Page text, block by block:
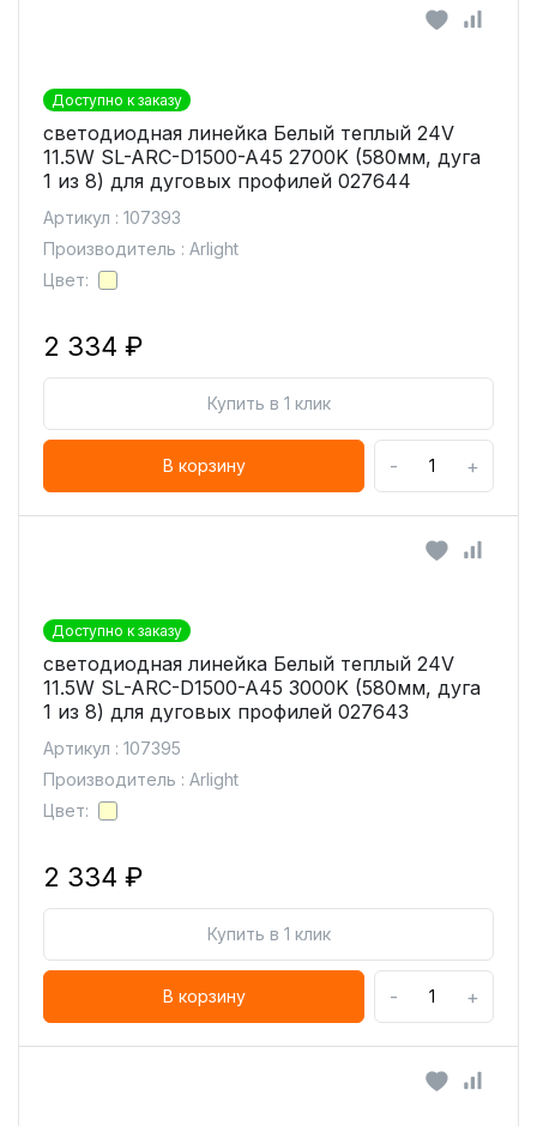
Доступно к заказу
светодиодная линейка Белый теплый 24V
11.5W SL-ARC-D1500-A45 2700K (580мм, дуга
1 из 8) для дуговых профилей 027644
Артикул : 107393
Производитель : Arlight
Цвет:
2 334 ₽
Купить в 1 клик
В корзину - +
Доступно к заказу
светодиодная линейка Белый теплый 24V
11.5W SL-ARC-D1500-A45 3000K (580мм, дуга
1 из 8) для дуговых профилей 027643
Артикул : 107395
Производитель : Arlight
Цвет:
2 334 ₽
Купить в 1 клик
В корзину - +